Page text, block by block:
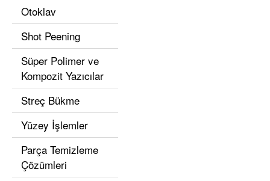
Otoklav
Shot Peening
Süper Polimer ve
Kompozit Yazıcılar
Streç Bükme
Yüzey İşlemler
Parça Temizleme
Çözümleri